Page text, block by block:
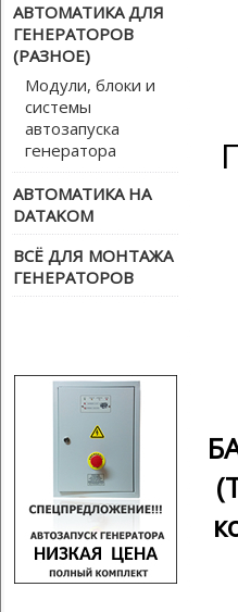
АВТОМАТИКА ДЛЯ
ГЕНЕРАТОРОВ
(РАЗНОЕ)
Модули, блоки и
системы
автозапуска
генератора
АВТОМАТИКА НА
DATAKOM
ВСЁ ДЛЯ МОНТАЖА
ГЕНЕРАТОРОВ